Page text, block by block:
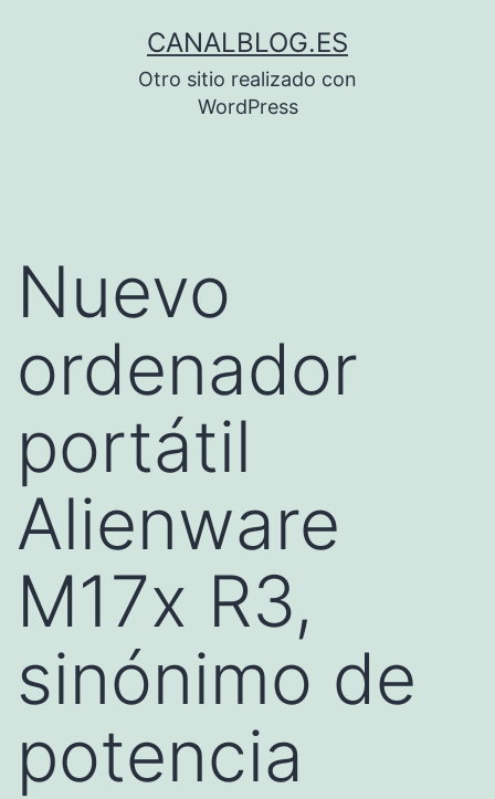
CANALBLOG.ES
Otro sitio realizado con
WordPress
Nuevo
ordenador
portátil
Alienware
M17x R3,
sinónimo de
potencia